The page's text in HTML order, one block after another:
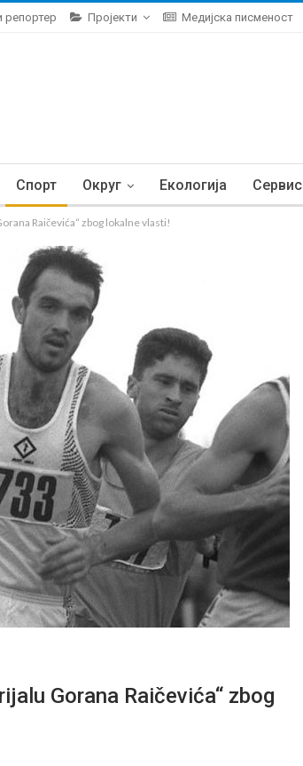
репортер Пројекти Медијска писменост
Спорт Округ Екологија Сервис
Raičevića“ zbog lokalne vlasti!
Gorana Raičevića“ zbog